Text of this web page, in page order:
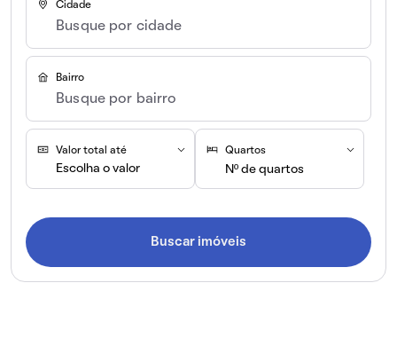
Cidade
Bairro
Valor total até
Escolha o valor
Quartos
Nº de quartos
Buscar imóveis